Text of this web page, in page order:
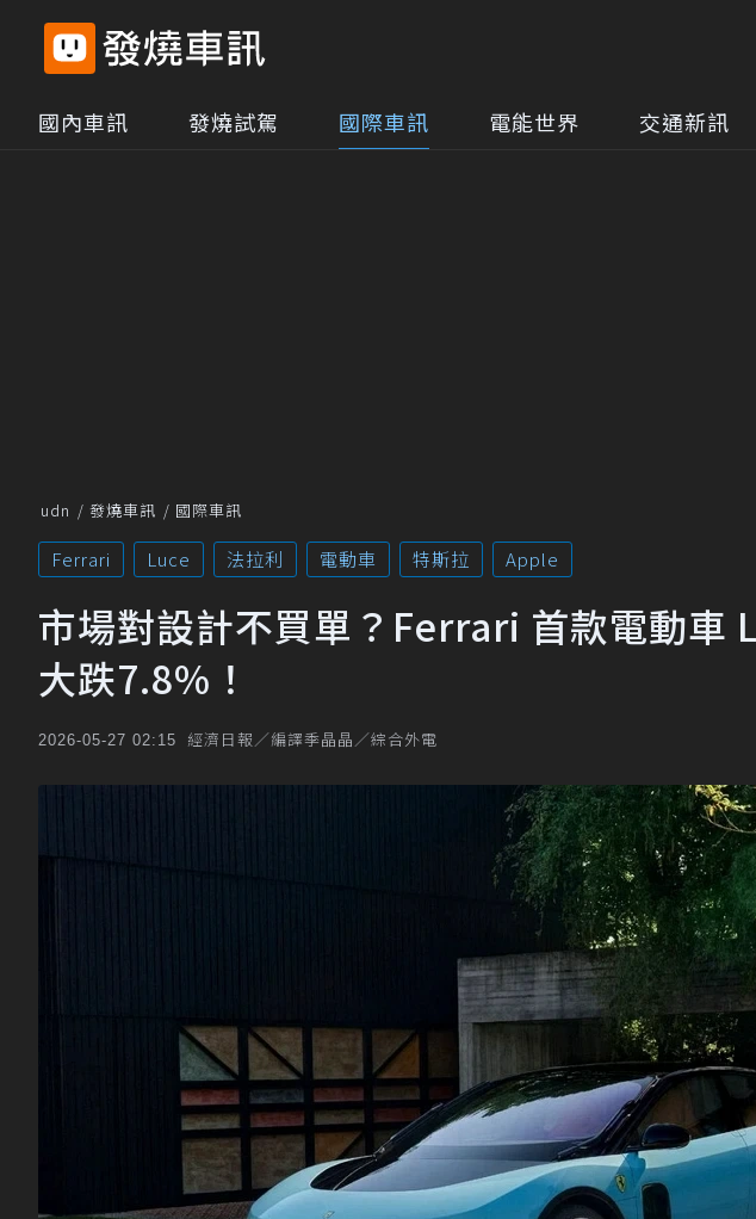
國內車訊 發燒試駕 國際車訊 電能世界 交通新訊
udn 發燒車訊 國際車訊
Ferrari Luce 法拉利 電動車 特斯拉 Apple
市場對設計不買單？Ferrari 首款電動車
大跌7.8%！
2026-05-27 02:15 經濟日報／編譯季晶晶／綜合外電